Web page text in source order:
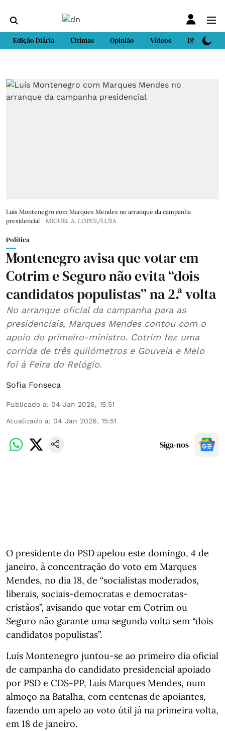
Edição Diária Últimas Opinião Vídeos DN Sport
Luís Montenegro com Marques Mendes no arranque da campanha
presidencial
MIGUEL A. LOPES/LUSA
Política
Montenegro avisa que votar em
Cotrim e Seguro não evita “dois
candidatos populistas” na 2.ª volta
No arranque oficial da campanha para as
presidenciais, Marques Mendes contou com o
apoio do primeiro-ministro. Cotrim fez uma
corrida de três quilómetros e Gouveia e Melo
foi à Feira do Relógio.
Sofia Fonseca
Publicado a: 04 Jan 2026, 15:51
Atualizado a: 04 Jan 2026, 15:51
Siga-nos
O presidente do PSD apelou este domingo, 4 de
janeiro, à concentração do voto em Marques
Mendes, no dia 18, de “socialistas moderados,
liberais, sociais-democratas e democratas-
cristãos”, avisando que votar em Cotrim ou
Seguro não garante uma segunda volta sem “dois
candidatos populistas”.
Luís Montenegro juntou-se ao primeiro dia oficial
de campanha do candidato presidencial apoiado
por PSD e CDS-PP, Luís Marques Mendes, num
almoço na Batalha, com centenas de apoiantes,
fazendo um apelo ao voto útil já na primeira volta,
em 18 de janeiro.